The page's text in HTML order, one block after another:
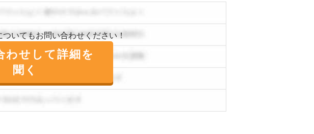
いてもお問い合わせください！
わせして詳細を
聞く